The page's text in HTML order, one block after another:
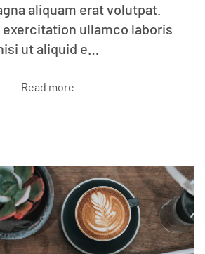
aliquam erat volutpat.
exercitation ullamco laboris
ut aliquid e…
Read more